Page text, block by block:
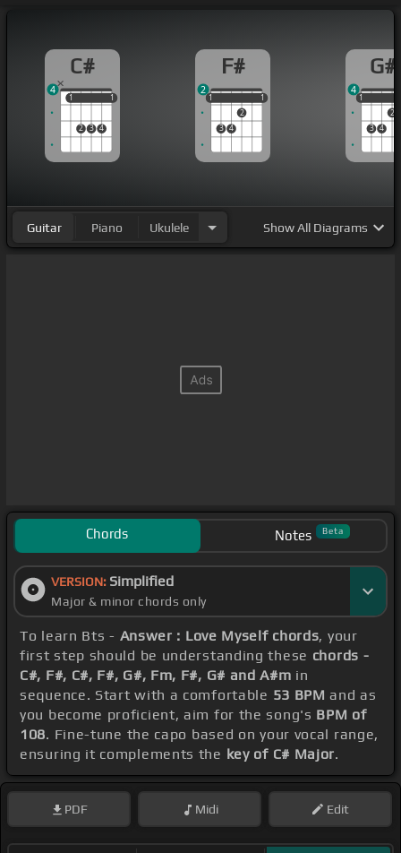
[D#m]저때든
속에 굵은 날개 그동안 널 [F#]
자신을[C#]용서하자 버릴게
거야
C#
1
2 3 4
1
1 1
4
F#
1
3 4
2
1
1 1
2
G#
1
3 4
2
1
4
Guitar Piano Ukulele ShowAll Diagrams
Chords Notes Beta
VERSION: Simplified
Major & minor chords only
To learn Bts - Answer : Love Myself chords, your
first step should be understanding these chords -
C#, F#, C#, F#, G#, Fm, F#, G# and A#m in
sequence. Start with a comfortable 53 BPM and as
you become proficient, aim for the song's BPM of
108. Fine-tune the capo based on your vocal range,
ensuring it complements the key of C# Major.
PDF Midi Edit